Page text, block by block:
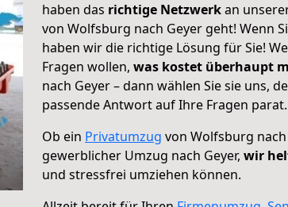
haben das richtige Netzwerkan
von Wolfsburg nach Geyer geht! Wenn
haben wir die richtige Lösung für Sie!
Fragen wollen, was kostet überhaupt
nach Geyer – dann wählen Sie sie uns,
passende Antwort auf Ihre Fragen parat.
Ob ein Privatumzug von Wolfsburg
gewerblicher Umzug nach Geyer, wir
und stressfrei umziehen können.